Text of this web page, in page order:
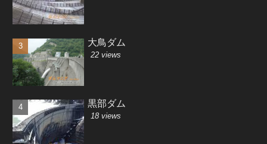
大鳥ダム
22 views
黒部ダム
18 views